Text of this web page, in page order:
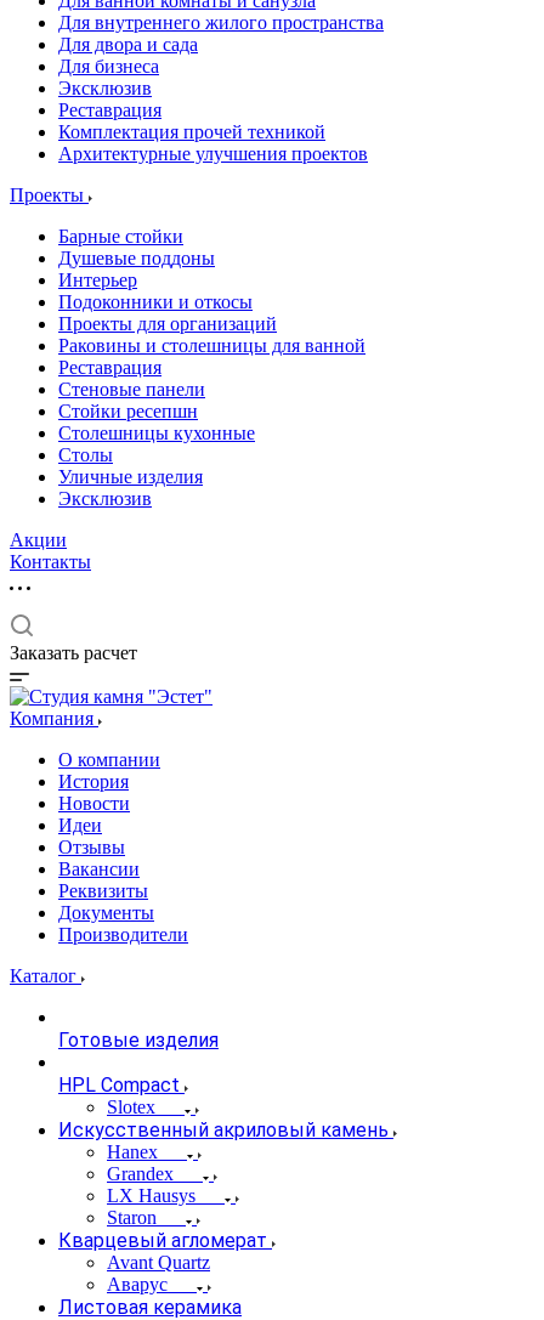
Для внутреннего жилого пространства
Для двора и сада
Для бизнеса
Эксклюзив
Реставрация
Комплектация прочей техникой
Архитектурные улучшения проектов
Проекты
Барные стойки
Душевые поддоны
Интерьер
Подоконники и откосы
Проекты для организаций
Раковины и столешницы для ванной
Реставрация
Стеновые панели
Стойки ресепшн
Столешницы кухонные
Столы
Уличные изделия
Эксклюзив
Акции
Контакты
Заказать расчет
Компания
О компании
История
Новости
Идеи
Отзывы
Вакансии
Реквизиты
Документы
Производители
Каталог
Готовые изделия
HPL Compact
Slotex
Искусственный акриловый камень
Hanex
Grandex
LX Hausys
Staron
Кварцевый агломерат
Avant Quartz
Аварус
Листовая керамика